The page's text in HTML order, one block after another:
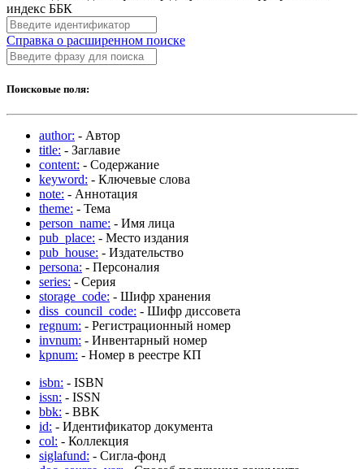
индекс ББК
Справка о расширенном поиске
Поисковые поля:
author: - Автор
title: - Заглавие
content: - Содержание
keyword: - Ключевые слова
note: - Аннотация
theme: - Тема
person_name: - Имя лица
pub_place: - Место издания
pub_house: - Издательство
persona: - Персоналия
series: - Серия
storage_code: - Шифр хранения
diss_council_code: - Шифр диссовета
regnum: - Регистрационный номер
invnum: - Инвентарный номер
kpnum: - Номер в реестре КП
isbn: - ISBN
issn: - ISSN
bbk: - BBK
id: - Идентификатор документа
col: - Коллекция
siglafund: - Сигла-фонд